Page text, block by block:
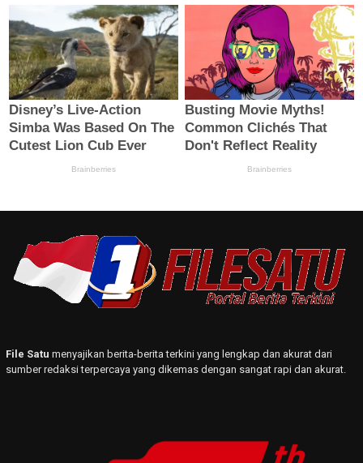
File Satu menyajikan berita-berita terkini yang lengkap dan akurat dari
sumber redaksi terpercaya yang dikemas dengan sangat rapi dan akurat.